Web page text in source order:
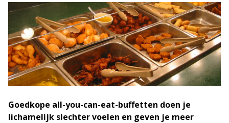
Goedkope all-you-can-eat-buffetten doen je
lichamelijk slechter voelen en geven je meer